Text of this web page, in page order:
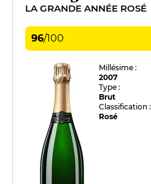
LA GRANDE ANNÉE ROSÉ
96/100
Millésime :
2007
Type :
Brut
Classification :
Rosé